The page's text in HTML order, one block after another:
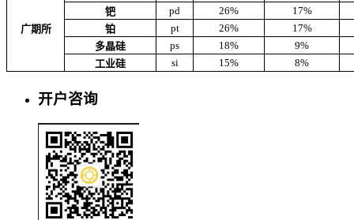
广期所
钯
pd 26%
17%
铂
pt 26%
17%
多晶硅
ps 18%
9%
工业硅
si 15% 8%
开户咨询